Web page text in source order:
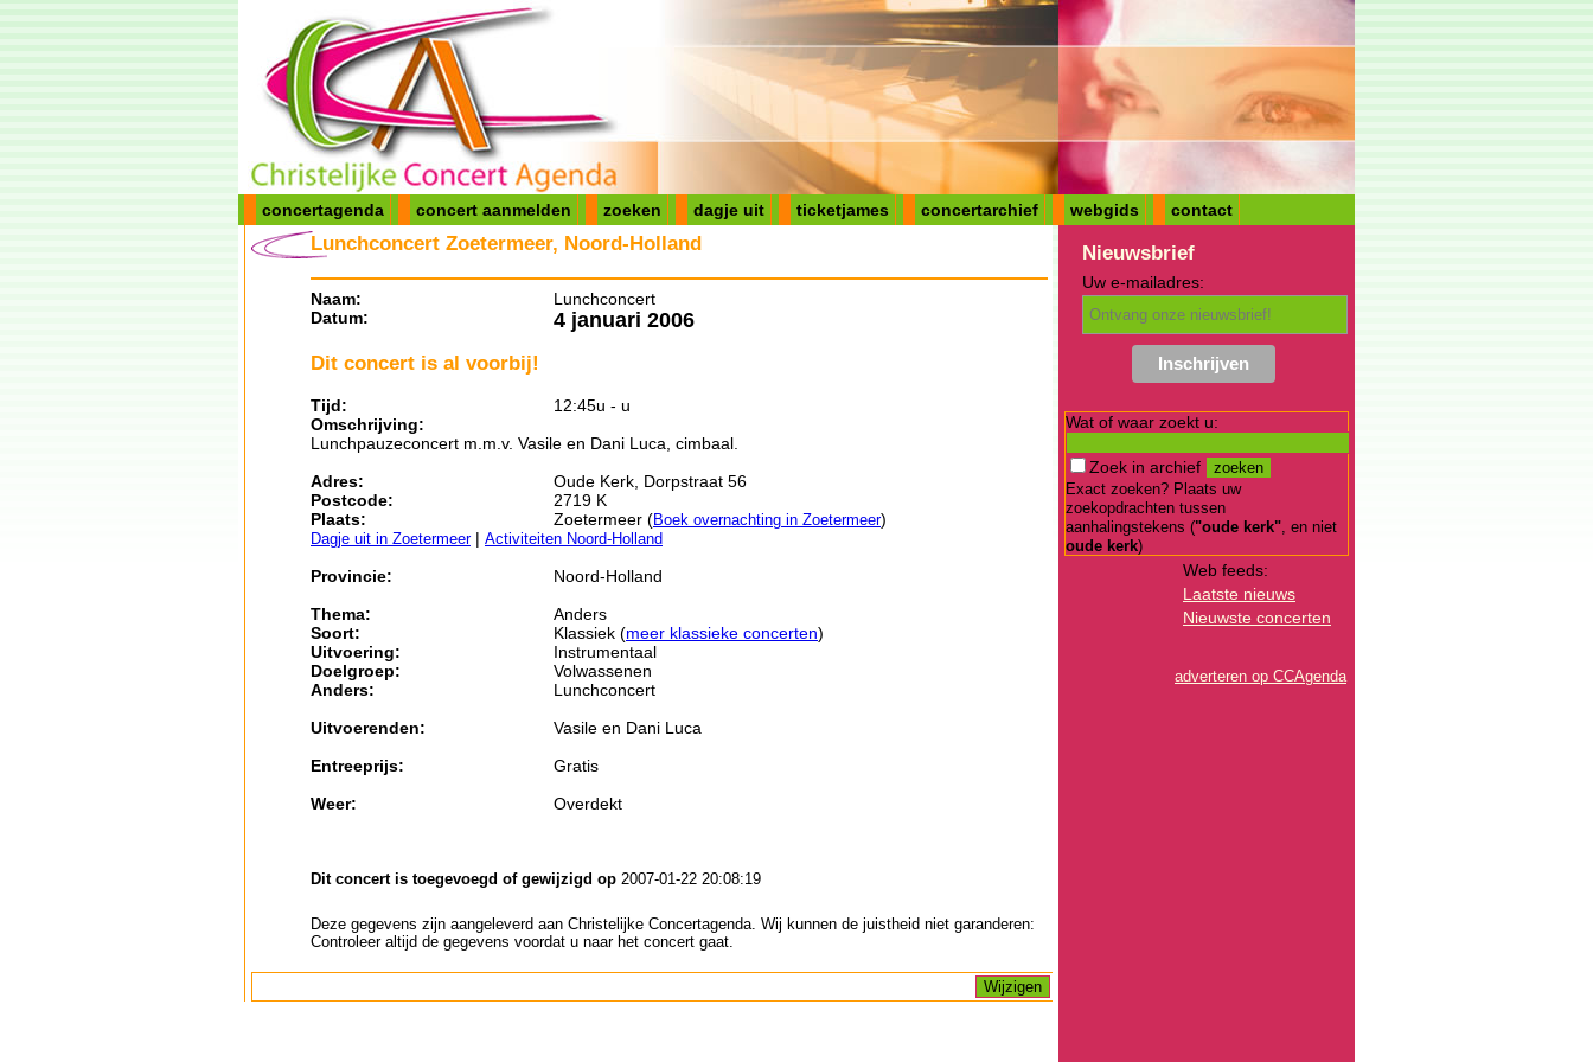
concertagenda concert aanmelden zoeken dagje uit ticketjames concertarchief webgids contact
Lunchconcert Zoetermeer, Noord-Holland
Naam:
Lunchconcert
Datum:
4 januari 2006
Dit concert is al voorbij!
Tijd:
12:45u - u
Omschrijving:
Lunchpauzeconcert m.m.v. Vasile en Dani Luca, cimbaal.
Adres:
Oude Kerk, Dorpstraat 56
Postcode:
2719 K
Plaats:
Zoetermeer (Boek overnachting in Zoetermeer)
Dagje uit in Zoetermeer| Activiteiten Noord-Holland
Provincie:
Noord-Holland
Thema:
Anders
Soort:
Klassiek (meer klassieke concerten)
Uitvoering:
Instrumentaal
Doelgroep:
Volwassenen
Anders:
Lunchconcert
Uitvoerenden:
Vasile en Dani Luca
Entreeprijs:
Gratis
Weer:
Overdekt
Dit concert is toegevoegd of gewijzigd op 2007-01-22 20:08:19
Deze gegevens zijn aangeleverd aan Christelijke Concertagenda. Wij kunnen de juistheid niet garanderen:
Controleer altijd de gegevens voordat u naar het concert gaat.
Nieuwsbrief
Uw e-mailadres:
Wat of waar zoekt u:
Zoek in archief
Exact zoeken? Plaats uw
zoekopdrachten tussen
aanhalingstekens ("oude kerk", en niet
oude kerk)
Web feeds:
Laatste nieuws
Nieuwste concerten
adverteren op CCAgenda